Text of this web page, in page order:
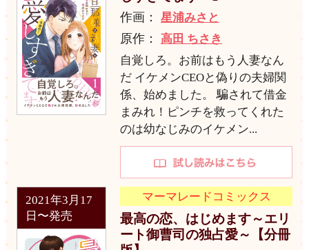
作画： 星浦みさと
原作： 高田 ちさき
自覚しろ。お前はもう人妻なん
だ イケメンCEOと偽りの夫婦関
係、始めました。 騙されて借金
まみれ！ピンチを救ってくれた
のは幼なじみのイケメン...
2021年3月17
日〜発売
マーマレードコミックス
最高の恋、はじめます～エリ
ート御曹司の独占愛～【分冊